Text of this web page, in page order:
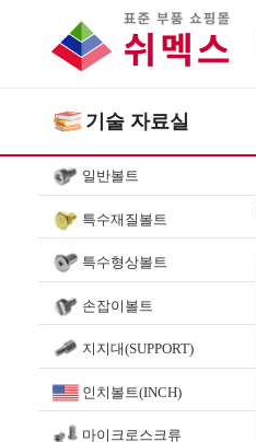
기술 자료실
일반볼트
특수재질볼트
특수형상볼트
손잡이볼트
지지대(SUPPORT)
인치볼트(INCH)
마이크로스크류